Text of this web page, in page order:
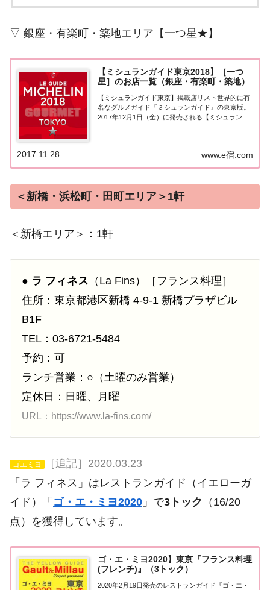
▽ 銀座・有楽町・築地エリア【一つ星★】
【ミシュランガイド東京2018】［一つ
星］のお店一覧（銀座・有楽町・築地）
【ミシュランガイド東京】掲載店リスト世界的に有
名なグルメガイド『ミシュランガイド』の東京版。
2017年12月1日（金）に発売される【ミシュランガ
www.e宿.com
2017.11.28
＜新橋・浜松町・田町エリア＞1軒
＜新橋エリア＞：1軒
● ラ フィネス （La Fins）［フランス料理］
住所：東京都港区新橋 4-9-1 新橋プラザビル
B1F
TEL：03-6721-5484
予約：可
ランチ営業：○（土曜のみ営業）
定休日：日曜、月曜
URL：https://www.la-fins.com/
ゴエミヨ
［追記］2020.03.23
「ラ フィネス」はレストランガイド（イエローガ
イド）「 ゴ・エ・ミヨ2020 」で3トック （16/20
点）を獲得しています。
ゴ・エ・ミヨ2020】東京『フランス料理
(フレンチ)』（3トック）
2020年2月19日発売のレストランガイド『ゴ・エ・